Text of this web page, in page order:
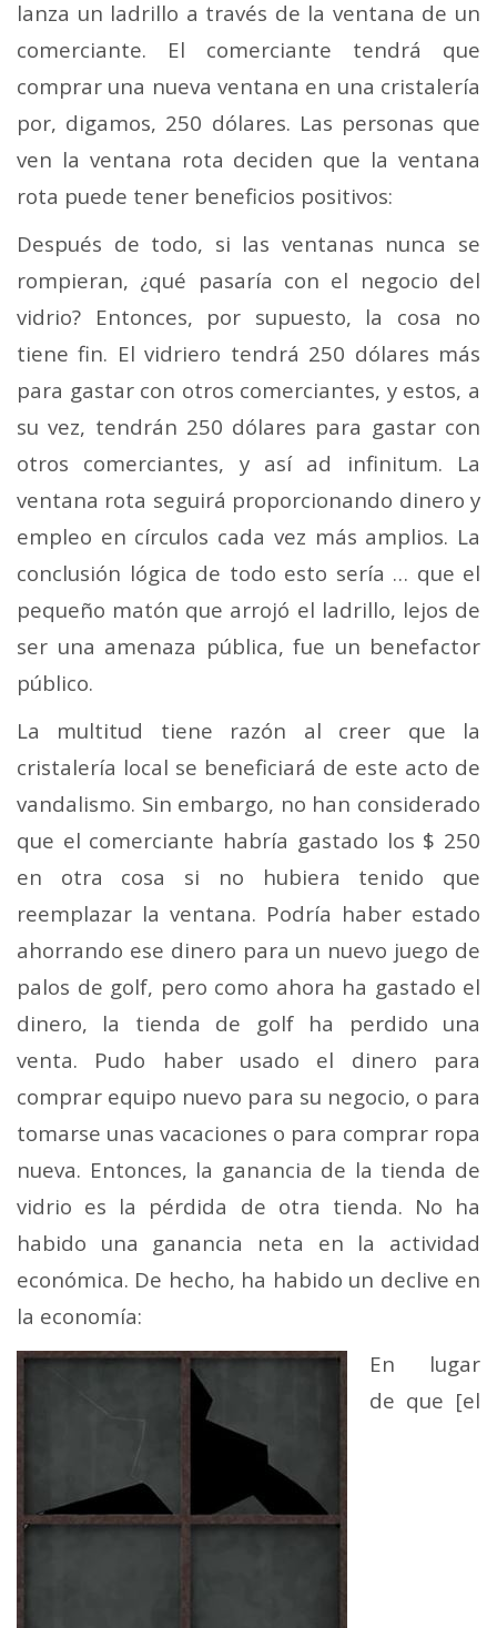
lanza un ladrillo a través de la ventana de un
comerciante. El comerciante tendrá que
comprar una nueva ventana en una cristalería
por, digamos, 250 dólares. Las personas que
ven la ventana rota deciden que la ventana
rota puede tener beneficios positivos:
Después de todo, si las ventanas nunca se
rompieran, ¿qué pasaría con el negocio del
vidrio? Entonces, por supuesto, la cosa no
tiene fin. El vidriero tendrá 250 dólares más
para gastar con otros comerciantes, y estos, a
su vez, tendrán 250 dólares para gastar con
otros comerciantes, y así ad infinitum. La
ventana rota seguirá proporcionando dinero y
empleo en círculos cada vez más amplios. La
conclusión lógica de todo esto sería … que el
pequeño matón que arrojó el ladrillo, lejos de
ser una amenaza pública, fue un benefactor
público.
La multitud tiene razón al creer que la
cristalería local se beneficiará de este acto de
vandalismo. Sin embargo, no han considerado
que el comerciante habría gastado los $ 250
en otra cosa si no hubiera tenido que
reemplazar la ventana. Podría haber estado
ahorrando ese dinero para un nuevo juego de
palos de golf, pero como ahora ha gastado el
dinero, la tienda de golf ha perdido una
venta. Pudo haber usado el dinero para
comprar equipo nuevo para su negocio, o para
tomarse unas vacaciones o para comprar ropa
nueva. Entonces, la ganancia de la tienda de
vidrio es la pérdida de otra tienda. No ha
habido una ganancia neta en la actividad
económica. De hecho, ha habido un declive en
la economía:
En lugar
de que [el